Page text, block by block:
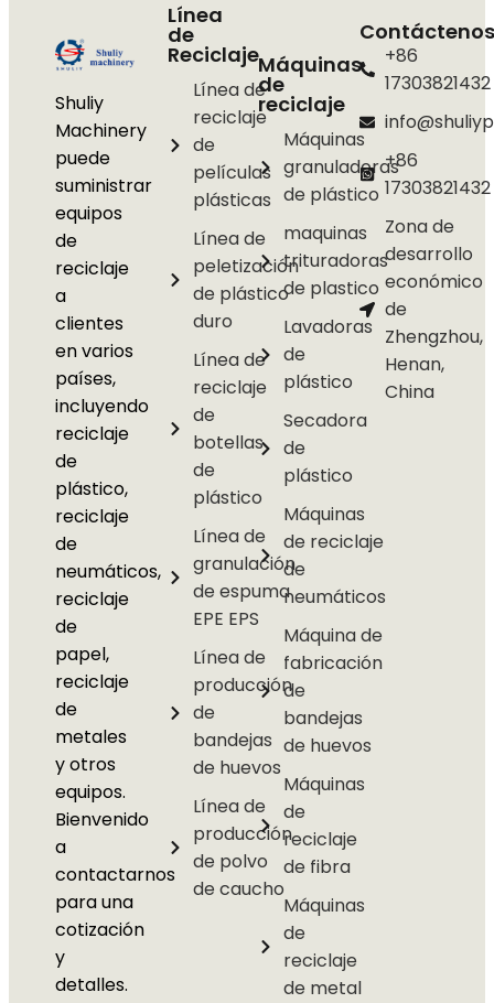
Shuliy
Machinery
puede
suministrar
equipos
de
reciclaje
a
clientes
en varios
países,
incluyendo
reciclaje
de
plástico,
reciclaje
de
neumáticos,
reciclaje
de
papel,
reciclaje
de
metales
y otros
equipos.
Bienvenido
a
contactarnos
para una
cotización
y
detalles.
Línea
de
Reciclaje
Línea de
reciclaje
de
películas
plásticas
Línea de
peletización
de plástico
duro
Línea de
reciclaje
de
botellas
de
plástico
Línea de
granulación
de espuma
EPE EPS
Línea de
producción
de
bandejas
de huevos
Línea de
producción
de polvo
de caucho
Máquinas
de
reciclaje
Máquinas
granuladoras
de plástico
maquinas
trituradoras
de plastico
Lavadoras
de
plástico
Secadora
de
plástico
Máquinas
de reciclaje
de
neumáticos
Máquina de
fabricación
de
bandejas
de huevos
Máquinas
de
reciclaje
de fibra
Máquinas
de
reciclaje
de metal
Contáctenos
+86
17303821432
+86
17303821432
Zona de
desarrollo
económico
de
Zhengzhou,
Henan,
China